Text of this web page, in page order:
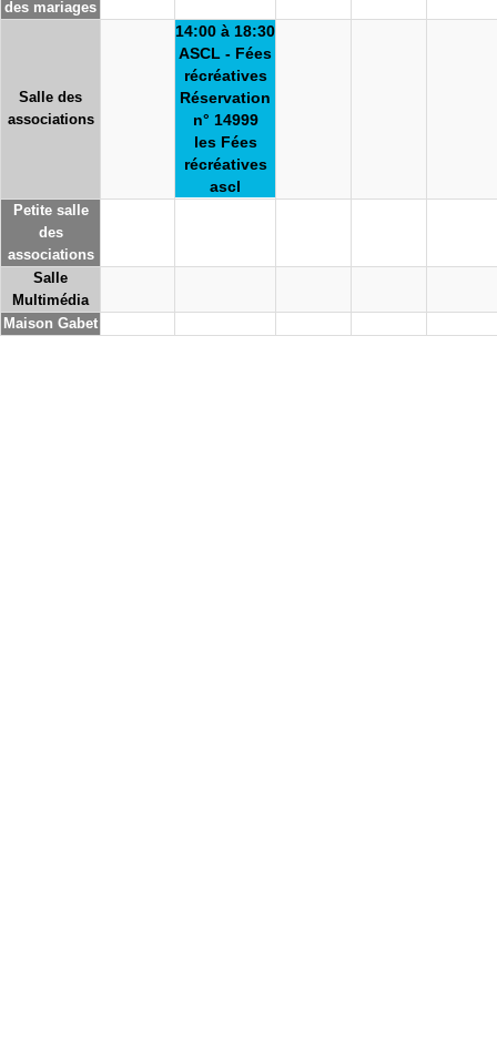
des mariages
Salle des
associations
14:00 à 18:30
ASCL - Fées
récréatives
Réservation
n° 14999
les Fées
récréatives
ascl
Petite salle
des
associations
Salle
Multimédia
Maison Gabet